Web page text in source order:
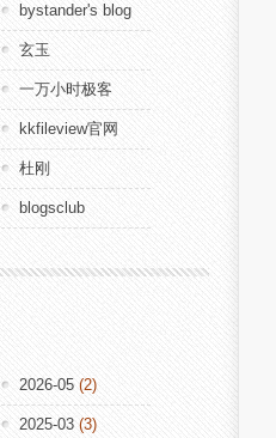
bystander's blog
玄玉
一万小时极客
kkfileview官网
杜刚
blogsclub
2026-05 (2)
2025-03 (3)